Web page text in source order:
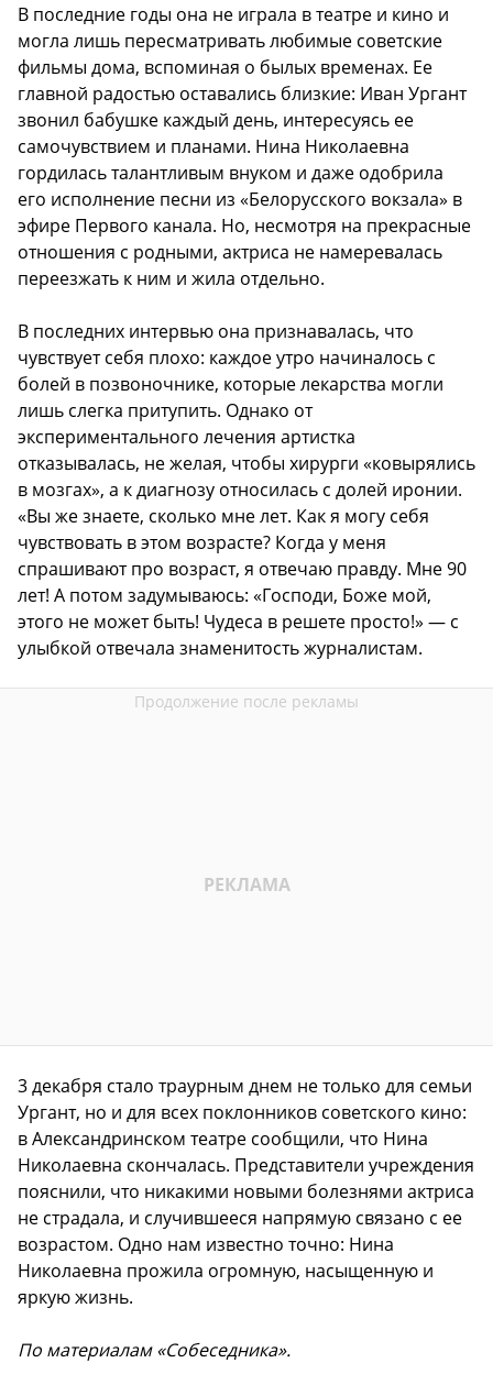
В последние годы она не играла в театре и кино и
могла лишь пересматривать любимые советские
фильмы дома, вспоминая о былых временах. Ее
главной радостью оставались близкие: Иван Ургант
звонил бабушке каждый день, интересуясь ее
самочувствием и планами. Нина Николаевна
гордилась талантливым внуком и даже одобрила
его исполнение песни из «Белорусского вокзала» в
эфире Первого канала. Но, несмотря на прекрасные
отношения с родными, актриса не намеревалась
переезжать к ним и жила отдельно.
В последних интервью она признавалась, что
чувствует себя плохо: каждое утро начиналось с
болей в позвоночнике, которые лекарства могли
лишь слегка притупить. Однако от
экспериментального лечения артистка
отказывалась, не желая, чтобы хирурги «ковырялись
в мозгах», а к диагнозу относилась с долей иронии.
«Вы же знаете, сколько мне лет. Как я могу себя
чувствовать в этом возрасте? Когда у меня
спрашивают про возраст, я отвечаю правду. Мне 90
лет! А потом задумываюсь: «Господи, Боже мой,
этого не может быть! Чудеса в решете просто!» — с
улыбкой отвечала знаменитость журналистам.
3 декабря стало траурным днем не только для семьи
Ургант, но и для всех поклонников советского кино:
в Александринском театре сообщили, что Нина
Николаевна скончалась. Представители учреждения
пояснили, что никакими новыми болезнями актриса
не страдала, и случившееся напрямую связано с ее
возрастом. Одно нам известно точно: Нина
Николаевна прожила огромную, насыщенную и
яркую жизнь.
По материалам «Собеседника».